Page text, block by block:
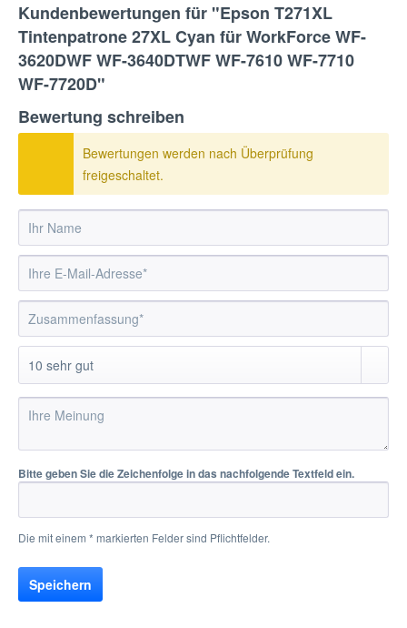
Kundenbewertungen für "Epson T271XL
Tintenpatrone 27XL Cyan für WorkForce WF-
3620DWF WF-3640DTWF WF-7610 WF-7710
WF-7720D"
Bewertung schreiben
Bewertungen werden nach Überprüfung
freigeschaltet.
Bitte geben Sie die Zeichenfolge in das nachfolgende Textfeld ein.
Die mit einem * markierten Felder sind Pflichtfelder.
Speichern